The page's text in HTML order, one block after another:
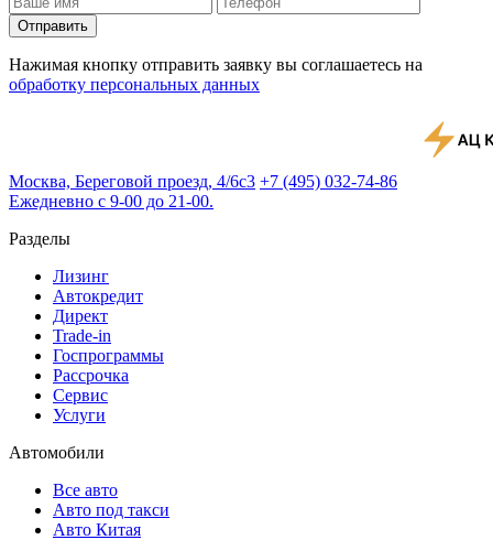
Отправить
Нажимая кнопку отправить заявку вы соглашаетесь на
обработку персональных данных
Москва, Береговой проезд, 4/6с3 +7 (495) 032-74-86
Ежедневно с 9-00 до 21-00.
Разделы
Лизинг
Автокредит
Директ
Trade-in
Госпрограммы
Рассрочка
Сервис
Услуги
Автомобили
Все авто
Авто под такси
Авто Китая